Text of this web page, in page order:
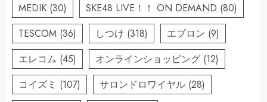
MEDIK (30) SKE48 LIVE！！ ON DEMAND (80)
TESCOM (36) しつけ (318) エプロン (9)
エレコム (45) オンラインショッピング (12)
コイズミ (107) サロンドロワイヤル (28)